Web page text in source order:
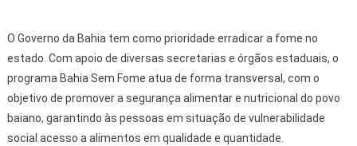
O Governo da Bahia tem como prioridade erradicar a fome no
estado. Com apoio de diversas secretarias e órgãos estaduais, o
programa Bahia Sem Fome atua de forma transversal, com o
objetivo de promover a segurança alimentar e nutricional do povo
baiano, garantindo às pessoas em situação de vulnerabilidade
social acesso a alimentos em qualidade e quantidade.